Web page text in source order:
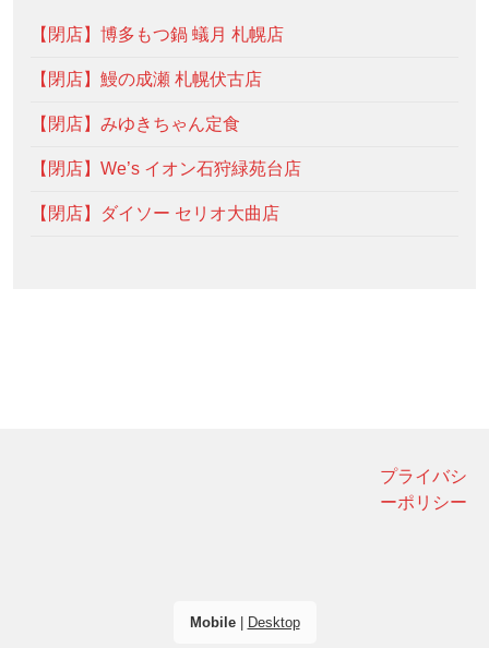
【閉店】博多もつ鍋 蟻月 札幌店
【閉店】鰻の成瀬 札幌伏古店
【閉店】みゆきちゃん定食
【閉店】We’s イオン石狩緑苑台店
【閉店】ダイソー セリオ大曲店
プライバシ
ーポリシー
Mobile| Desktop